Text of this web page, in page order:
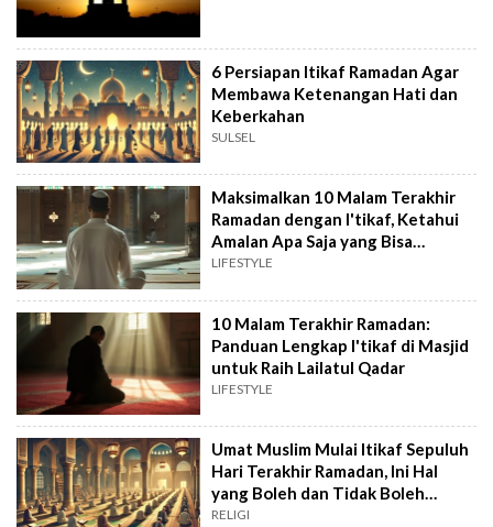
6 Persiapan Itikaf Ramadan Agar
Membawa Ketenangan Hati dan
Keberkahan
SULSEL
Maksimalkan 10 Malam Terakhir
Ramadan dengan I'tikaf, Ketahui
Amalan Apa Saja yang Bisa
Dilakukan
LIFESTYLE
10 Malam Terakhir Ramadan:
Panduan Lengkap I'tikaf di Masjid
untuk Raih Lailatul Qadar
LIFESTYLE
Umat Muslim Mulai Itikaf Sepuluh
Hari Terakhir Ramadan, Ini Hal
yang Boleh dan Tidak Boleh
Dilakukan
RELIGI